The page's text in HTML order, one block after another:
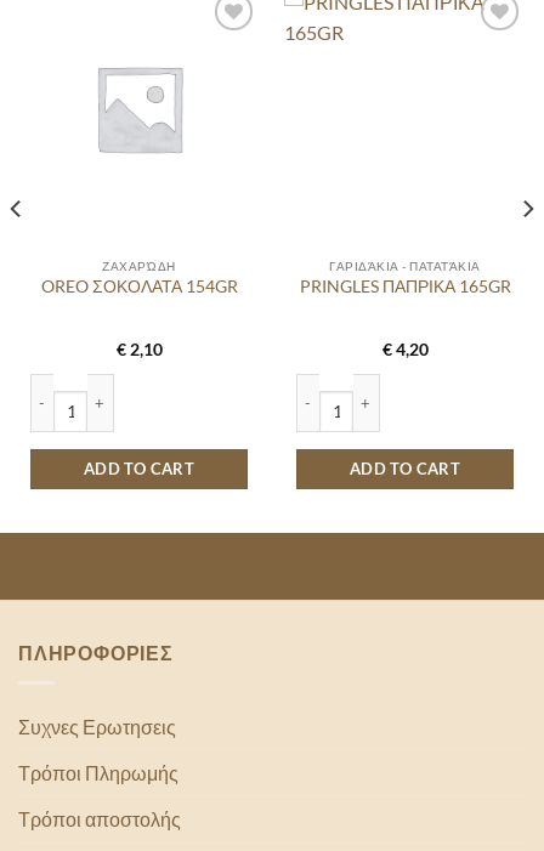
ΖΑΧΑΡΏΔΗ
OREO ΣΟΚΟΛΑΤΑ 154GR
€2,10
ADD TO CART
ΓΑΡΙΔΆΚΙΑ - ΠΑΤΑΤΆΚΙΑ
PRINGLES ΠΑΠΡΙΚΑ 165GR
€4,20
ADD TO CART
ΠΛΗΡΟΦΟΡΙΕΣ
Συχνες Ερωτησεις
Τρόποι Πληρωμής
Τρόποι αποστολής